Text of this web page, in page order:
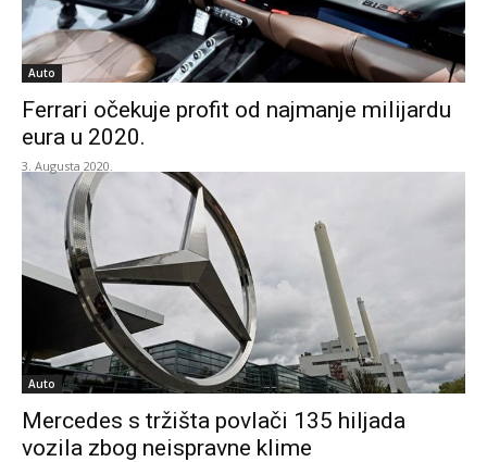
Auto
Ferrari očekuje profit od najmanje milijardu
eura u 2020.
3. Augusta 2020.
Auto
Mercedes s tržišta povlači 135 hiljada
vozila zbog neispravne klime